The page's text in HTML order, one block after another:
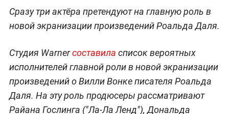
Сразу три актёра претендуют на главную роль в
новой экранизации произведений Роальда Даля.
Студия Warnerсоставила список вероятных
исполнителей главной роли в новой экранизации
произведений о Вилли Вонке писателя Роальда
Даля. На эту роль продюсеры рассматривают
Райана Гослинга ("Ла-Ла Ленд"), Дональда